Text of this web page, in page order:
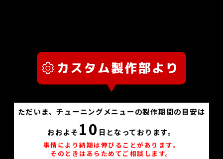
ただいま、チューニングメニューの製作期間の目安は
おおよそ 10 日となっております。
事情により納期は伸びることがあります。
そのときはあらためてご相談します。